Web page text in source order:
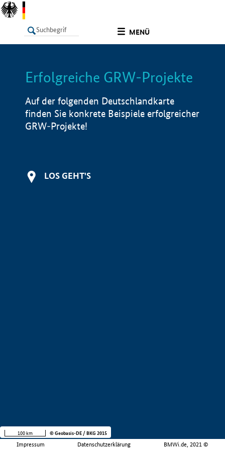
MENÜ
LISTE Info
Erfolgreiche GRW-Projekte
Auf der folgenden Deutschlandkarte
finden Sie konkrete Beispiele erfolgreicher
GRW-Projekte!
LOS GEHT'S
Impressum Datenschutzerklärung BMWi.de, 2021 ©
100 km © Geobasis-DE / BKG 2015